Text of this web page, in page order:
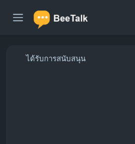
ได้รับการสนับสนุน